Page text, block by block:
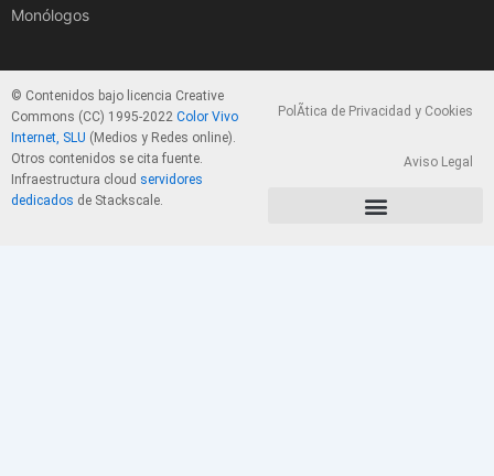
Monólogos
© Contenidos bajo licencia Creative
Commons (CC) 1995-2022 Color Vivo
Internet, SLU (Medios y Redes online).
Otros contenidos se cita fuente.
Infraestructura cloud servidores
dedicados de Stackscale.
PolÃ­tica de Privacidad y Cookies
Aviso Legal